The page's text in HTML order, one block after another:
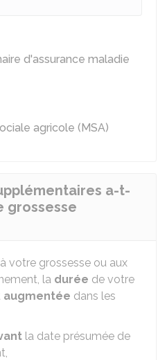
d'assurance maladie
agricole (MSA)
a-t-
grossesse
votre grossesse ou aux
la durée de votre
augmentée dans les
la date présumée de